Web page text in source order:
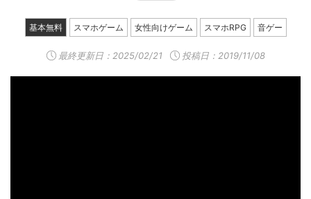
基本無料 スマホゲーム 女性向けゲーム スマホRPG 音ゲー
最終更新日： 2025/02/21 投稿日：2019/11/08